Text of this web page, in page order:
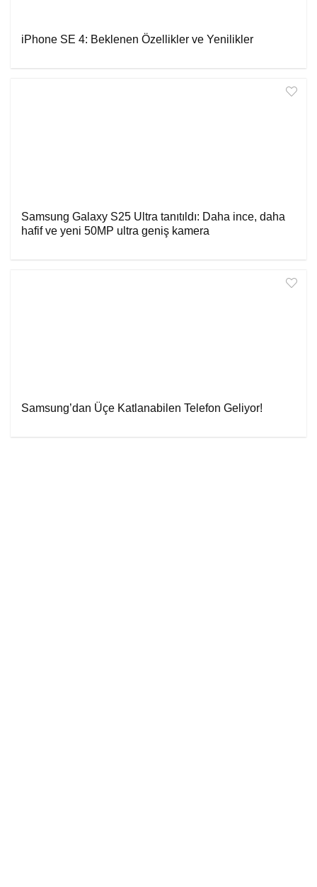
iPhone SE 4: Beklenen Özellikler ve Yenilikler
Samsung Galaxy S25 Ultra tanıtıldı: Daha ince, daha
hafif ve yeni 50MP ultra geniş kamera
Samsung’dan Üçe Katlanabilen Telefon Geliyor!